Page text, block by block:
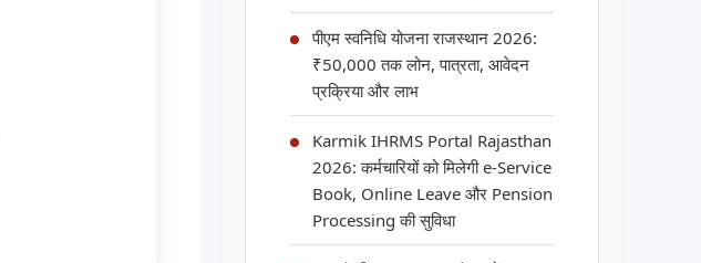
पीएम स्वनिधि योजना राजस्थान 2026:
₹50,000 तक लोन, पात्रता, आवेदन
प्रक्रिया और लाभ
Karmik IHRMS Portal Rajasthan
2026: कर्मचारियों को मिलेगी e-Service
Book, Online Leave और Pension
Processing की सुविधा